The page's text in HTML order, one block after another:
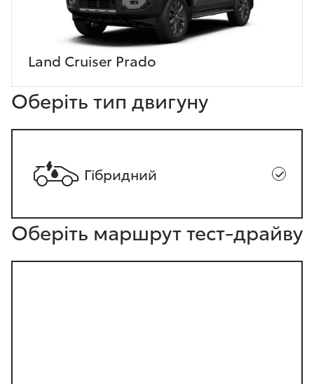
Land Cruiser Prado
Оберіть тип двигуну
Гібридний
Оберіть маршрут тест-драйву